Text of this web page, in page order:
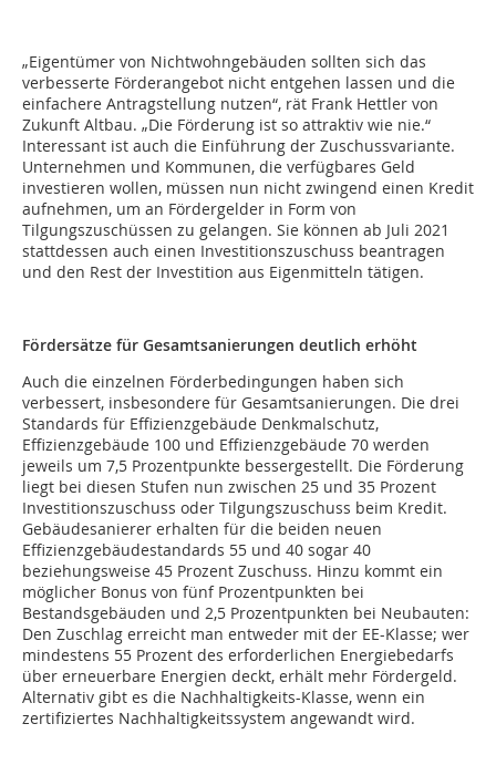
„Eigentümer von Nichtwohngebäuden sollten sich das
verbesserte Förderangebot nicht entgehen lassen und die
einfachere Antragstellung nutzen“, rät Frank Hettler von
Zukunft Altbau. „Die Förderung ist so attraktiv wie nie.“
Interessant ist auch die Einführung der Zuschussvariante.
Unternehmen und Kommunen, die verfügbares Geld
investieren wollen, müssen nun nicht zwingend einen Kredit
aufnehmen, um an Fördergelder in Form von
Tilgungszuschüssen zu gelangen. Sie können ab Juli 2021
stattdessen auch einen Investitionszuschuss beantragen
und den Rest der Investition aus Eigenmitteln tätigen.
Fördersätze für Gesamtsanierungen deutlich erhöht
Auch die einzelnen Förderbedingungen haben sich
verbessert, insbesondere für Gesamtsanierungen. Die drei
Standards für Effizienzgebäude Denkmalschutz,
Effizienzgebäude 100 und Effizienzgebäude 70 werden
jeweils um 7,5 Prozentpunkte bessergestellt. Die Förderung
liegt bei diesen Stufen nun zwischen 25 und 35 Prozent
Investitionszuschuss oder Tilgungszuschuss beim Kredit.
Gebäudesanierer erhalten für die beiden neuen
Effizienzgebäudestandards 55 und 40 sogar 40
beziehungsweise 45 Prozent Zuschuss. Hinzu kommt ein
möglicher Bonus von fünf Prozentpunkten bei
Bestandsgebäuden und 2,5 Prozentpunkten bei Neubauten:
Den Zuschlag erreicht man entweder mit der EE-Klasse; wer
mindestens 55 Prozent des erforderlichen Energiebedarfs
über erneuerbare Energien deckt, erhält mehr Fördergeld.
Alternativ gibt es die Nachhaltigkeits-Klasse, wenn ein
zertifiziertes Nachhaltigkeitssystem angewandt wird.